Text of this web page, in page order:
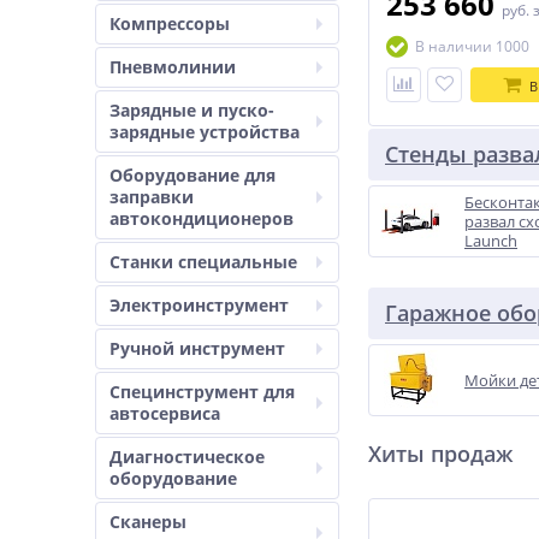
Компрессоры
Пневмолинии
Зарядные и пуско-
зарядные устройства
Оборудование для
заправки
автокондиционеров
Станки специальные
Электроинструмент
Ручной инструмент
Специнструмент для
автосервиса
Диагностическое
оборудование
Сканеры
руб.
В наличии 1000
Стенды
развал
Launch
Гаражное
Мойки
Хиты продаж